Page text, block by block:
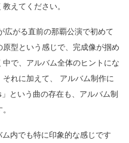
えてください。
がる直前の那覇公演で初めて
型という感じで、完成像が掴め
で、アルバム全体のヒントにな
れに加えて、 アルバム制作に
という曲の存在も、アルバム制
内でも特に印象的な感じです